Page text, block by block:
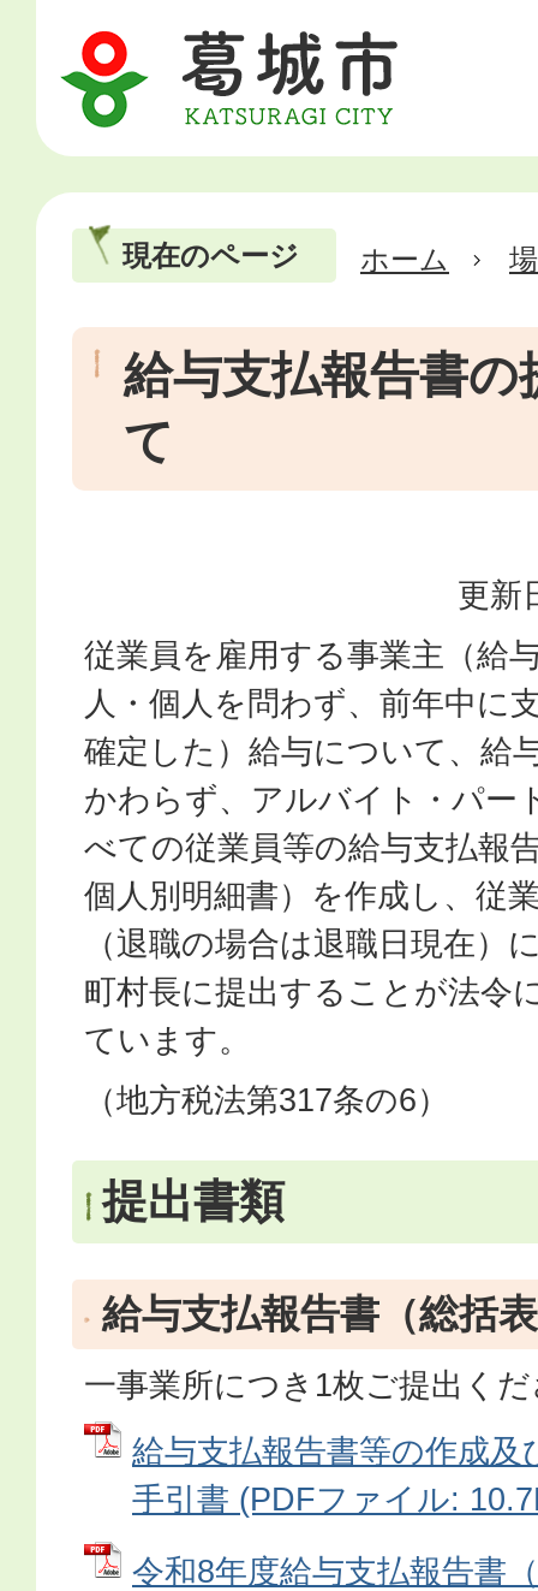
現在のページ ホーム
給与支払報告書の
て
更新
従業員を雇用する事業主（給
人・個人を問わず、前年中に
確定した）給与について、給
かわらず、アルバイト・パー
べての従業員等の給与支払報
個人別明細書）を作成し、従
（退職の場合は退職日現在）
町村長に提出することが法令
ています。
（地方税法第317条の6）
提出書類
給与支払報告書（総括
一事業所につき1枚ご提出く
給与支払報告書等の作成
手引書 (PDFファイル:
令和8年度給与支払報告書